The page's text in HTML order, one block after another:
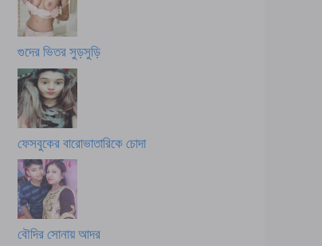
গুদের ভিতর সুড়সুড়ি
ফেসবুকের বারোভাতারিকে চোদা
বৌদির সোনায় আদর